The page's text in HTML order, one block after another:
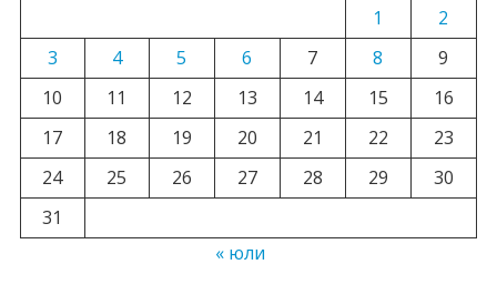
1
2
3
4 5 6 7 8
9
10
11 12 13 14 15
16
17
18 19 20 21 22
23
24
25 26 27 28 29
30
31
« юли